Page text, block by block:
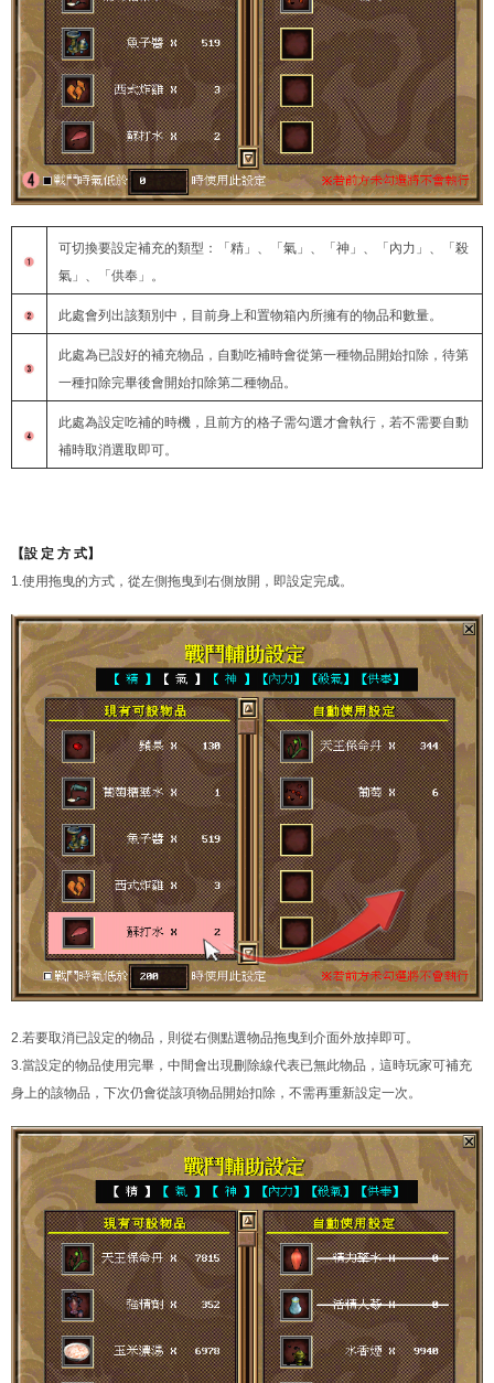
可切換要設定補充的類型：「精」、「氣」、「神」、「內力」、「殺
氣」、「供奉」。
此處會列出該類別中，目前身上和置物箱內所擁有的物品和數量。
此處為已設好的補充物品，自動吃補時會從第一種物品開始扣除，待第
一種扣除完畢後會開始扣除第二種物品。
此處為設定吃補的時機，且前方的格子需勾選才會執行，若不需要自動
補時取消選取即可。
【設 定 方 式】
1.使用拖曳的方式，從左側拖曳到右側放開，即設定完成。
2.若要取消已設定的物品，則從右側點選物品拖曳到介面外放掉即可。
3.當設定的物品使用完畢，中間會出現刪除線代表已無此物品，這時玩家可補充
身上的該物品，下次仍會從該項物品開始扣除，不需再重新設定一次。